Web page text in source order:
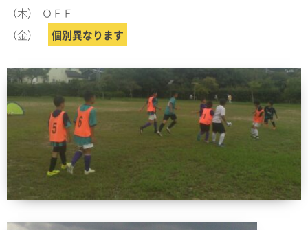
（木） ＯＦＦ
（金）
個別異なります